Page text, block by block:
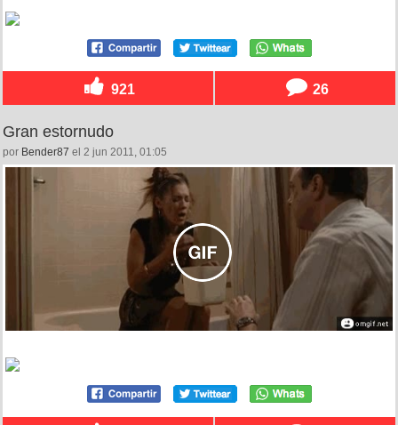
921 26
Gran estornudo
por Bender87 el 2 jun 2011, 01:05